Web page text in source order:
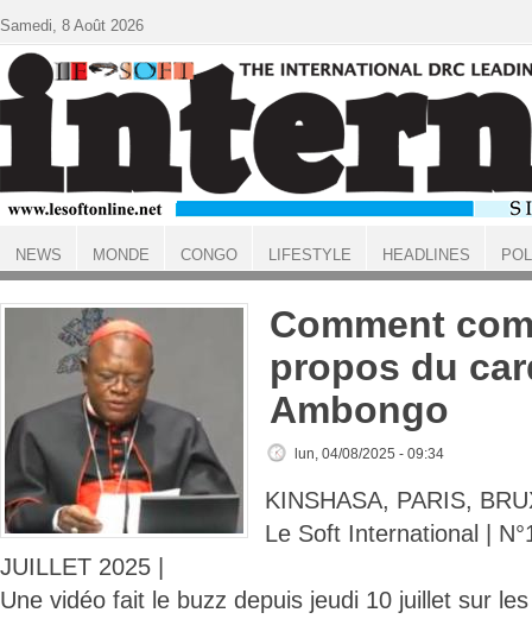
ACCUEIL
Comment
propos du
Ambongo
lun, 04/08/2025 - 09:34
KINSHASA, PARIS,
Le Soft International |
JUILLET 2025 |
Une vidéo fait le buzz depuis jeudi 10 juillet sur
Samedi, 8 Août 2026
NEWS MONDE CONGO LIFESTYLE HEADLINES